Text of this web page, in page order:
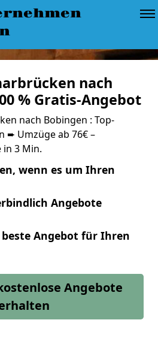
nach
% Gratis-Angebot
nach Bobingen : Top-
➨ Umzüge ab 76€ –
in 3 Min.
wenn es um Ihren
Angebote
beste Angebot für Ihren
Angebote